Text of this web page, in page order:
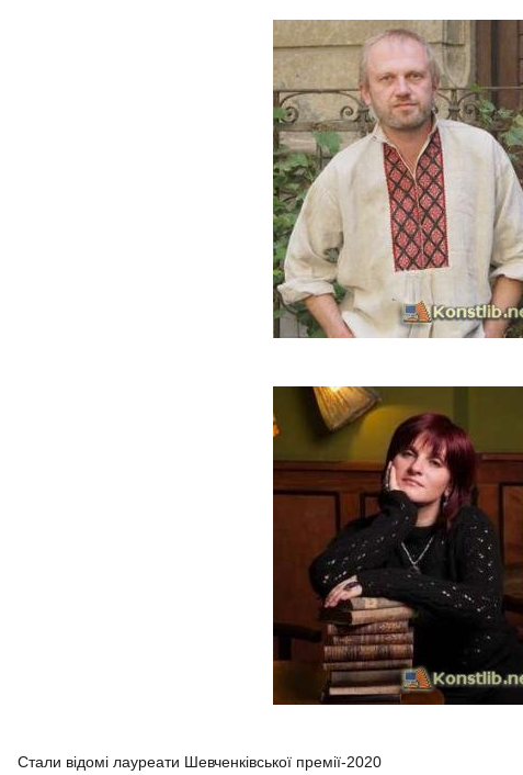
Стали відомі лауреати Шевченківської премії-2020